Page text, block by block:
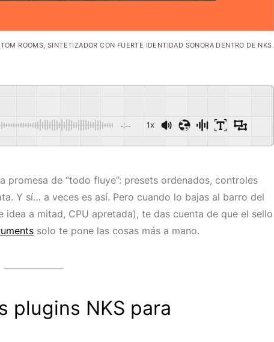
ROOMS, SINTETIZADOR CON FUERTE IDENTIDAD SONORA DENTRO DE NKS.
-:-- 1x
promesa de “todo fluye”: presets ordenados, controles
Y sí… a veces es así. Pero cuando lo bajas al barro del
a mitad, CPU apretada), te das cuenta de que el sello
solo te pone las cosas más a mano.
plugins NKS para